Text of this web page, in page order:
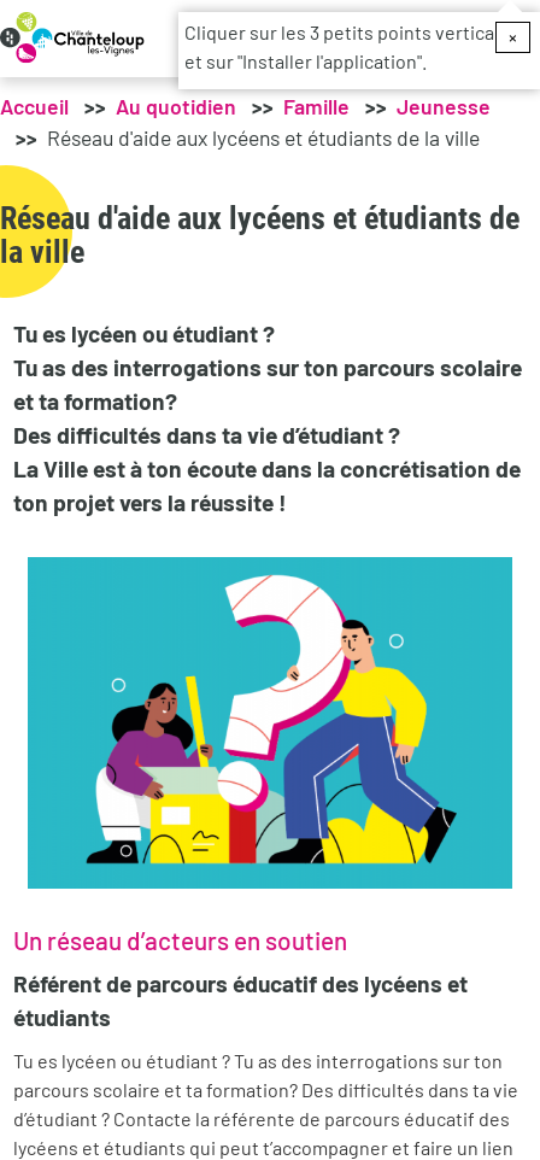
Menu
Accueil Au quotidien Famille
Jeunesse
Réseau d'aide aux lycéens et étudiants de la ville
Réseau d'aide aux lycéens et étudiants de
la ville
Tu es lycéen ou étudiant ?
Tu as des interrogations sur ton parcours scolaire
et ta formation?
Des difficultés dans ta vie d’étudiant ?
La Ville est à ton écoute dans la concrétisation de
ton projet vers la réussite !
Un réseau d’acteurs en soutien
Référent de parcours éducatif des lycéens et
étudiants
Tu es lycéen ou étudiant ? Tu as des interrogations sur ton
parcours scolaire et ta formation? Des difficultés dans ta vie
d’étudiant ? Contacte la référente de parcours éducatif des
lycéens et étudiants qui peut t’accompagner et faire un lien
×
Cliquer sur les 3 petits points verticaux
et sur "Installer l'application".